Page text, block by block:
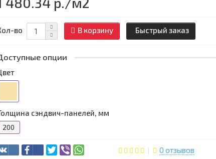
во В корзину Быстрый заказ
опции
сэндвич-панелей, мм
200
0 отзывов